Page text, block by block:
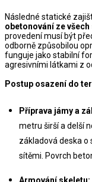
Následné statické
obetonování ze
provedení musí být
odborně způsobilou
funguje jako stabilní
agresivními látkami z
Postup osazení do
Příprava jámy a
metru širší a delší
základová deska
sítěmi. Povrch